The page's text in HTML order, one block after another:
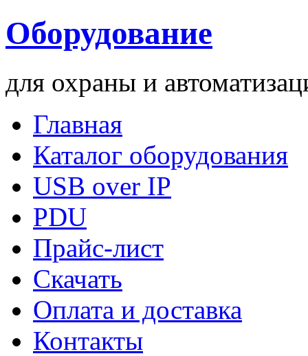
Оборудование
для охраны и
Главная
Каталог оборудования
USB over IP
PDU
Прайс-лист
Скачать
Оплата и доставка
Контакты